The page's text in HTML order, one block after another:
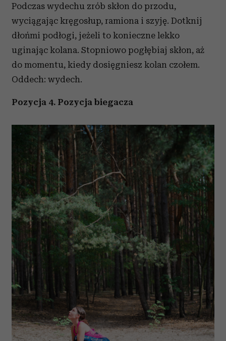
Podczas wydechu zrób skłon do przodu,
wyciągając kręgosłup, ramiona i szyję. Dotknij
dłońmi podłogi, jeżeli to konieczne lekko
uginając kolana. Stopniowo pogłębiaj skłon, aż
do momentu, kiedy dosięgniesz kolan czołem.
Oddech: wydech.
Pozycja 4. Pozycja biegacza